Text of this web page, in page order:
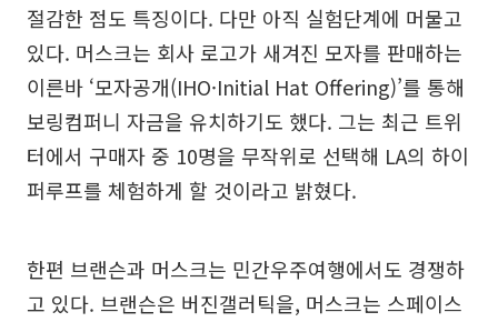
절감한 점도 특징이다. 다만 아직 실험단계에 머물고
있다. 머스크는 회사 로고가 새겨진 모자를 판매하는
이른바 ‘모자공개(IHO·Initial Hat Offering)’를 통해
보링컴퍼니 자금을 유치하기도 했다. 그는 최근 트위
터에서 구매자 중 10명을 무작위로 선택해 LA의 하이
퍼루프를 체험하게 할 것이라고 밝혔다.
한편 브랜슨과 머스크는 민간우주여행에서도 경쟁하
고 있다. 브랜슨은 버진갤러틱을, 머스크는 스페이스